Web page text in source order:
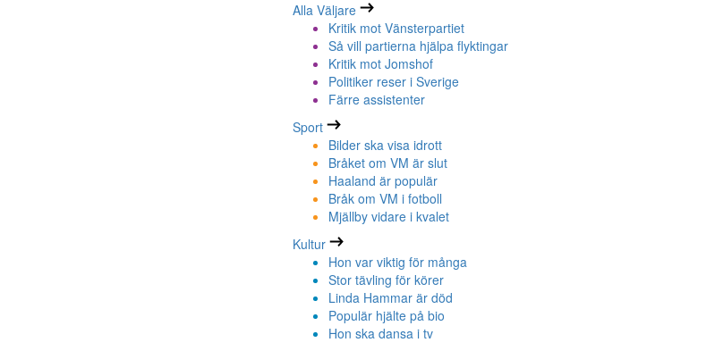
Alla Väljare
Kritik mot Vänsterpartiet
Så vill partierna hjälpa flyktingar
Kritik mot Jomshof
Politiker reser i Sverige
Färre assistenter
Sport
Bilder ska visa idrott
Bråket om VM är slut
Haaland är populär
Bråk om VM i fotboll
Mjällby vidare i kvalet
Kultur
Hon var viktig för många
Stor tävling för körer
Linda Hammar är död
Populär hjälte på bio
Hon ska dansa i tv